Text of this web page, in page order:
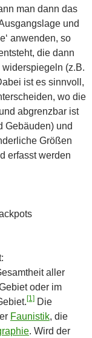
man dann das
und
anwenden, so
die dann
(z.B.
ist es sinnvoll,
wo die
abgrenzbar ist
Gebäuden) und
Größen
erfasst werden
aller
oder im
[1] Die
Faunistik, die
. Wird der